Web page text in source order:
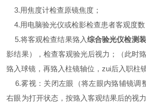
3.用焦度计检查原镜焦度；
4.用电脑验光仪或检影检查患者客观度数
5.将客观检查结果臵入综合验光仪检测
影结果），检查客观验光后视力；（此时
臵入球镜，再臵入柱镜轴位，zui后入职柱
6.雾视：关闭左眼（将左眼内臵辅镜调
右眼为打开状态，按臵入客观结果后的视